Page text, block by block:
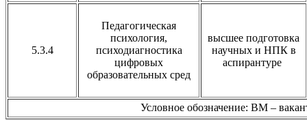
5.3.4
Педагогическая
психология,
психодиагностика
цифровых
образовательных сред
высшее подготовка
научных и НПК в
аспирантуре
Условное обозначение: ВМ –